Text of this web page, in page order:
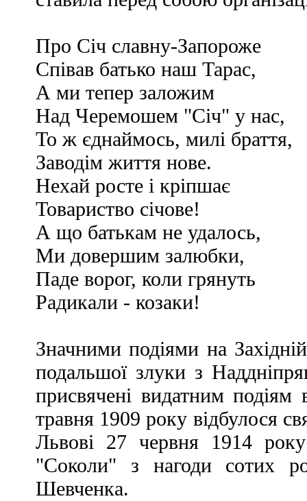
Про Січ славну-Запороже
Співав батько наш Тарас,
А ми тепер заложим
Над Черемошем "Січ" у нас,
То ж єднаймось, милі браття,
Заводім життя нове.
Нехай росте і кріпшає
Товариство січове!
А що батькам не удалось,
Ми довершим залюбки,
Паде ворог, коли грянуть
Радикали - козаки!
Значними подіями на
подальшої злуки з
присвячені видатним подіям
травня 1909 року відбулося
Львові 27 червня 1914
"Соколи" з нагоди сотих
Шевченка.